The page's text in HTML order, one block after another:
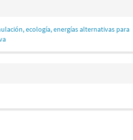
ecología, energías alternativas para